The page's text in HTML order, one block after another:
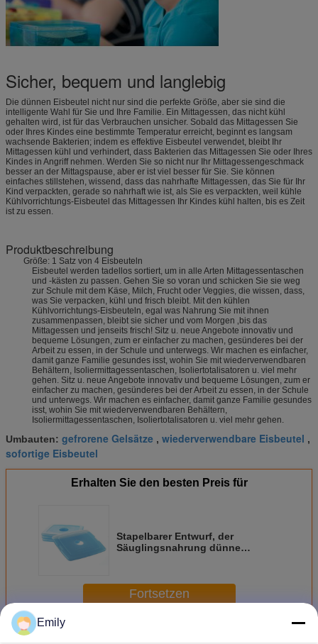
Sicher, bequem und langlebig
Die dünnen Eisbeutel nicht nur sind die perfekte Größe, aber sie sind die
intelligente Wahl für Sie und Ihre Familie. Ein Mittagessen, das nicht kühl
gehalten wird, ist für das Verbrauchen unsicher. Sobald das Mittagessen Sie
oder Ihres Kindes eine bestimmte Temperatur erreicht, beginnt es langsam
wachsende Bakterien; indem es effektive Eisbeutel verwendet, bleibt Ihr
Mittagessen kühl und verhindert, dass Bakterien das Mittagessen Sie oder Ihres
Kindes in Angriff nehmen. Werden Sie so nicht nur Ihr Mittagessengeschmack
besser an der Mittagspause, aber er ist viel besser für Sie. Sie können
einfaches stillstehen, wissend, dass das nahrhafte Mittagessen, das Sie für Ihr
Kind verpackten, gerade so nahrhaft wie ist, als Sie es verpackten, weil kühle
Kühlvorrichtungs-Eisbeutel das Mittagessen Ihr Kindes kühl halten, bis es Zeit
ist zu essen.
Produktbeschreibung
Größe: 1 Satz von 4 Eisbeuteln
Eisbeutel werden tadellos sortiert, um in alle Arten Mittagessentaschen
und -kästen zu passen. Gehen Sie so voran und schicken Sie sie weg
zur Schule mit dem Käse, Milch, Frucht oder Veggies, die wissen, dass,
was Sie verpacken, kühl und frisch bleibt. Mit den kühlen
Kühlvorrichtungs-Eisbeuteln, egal was Nahrung Sie mit ihnen
zusammenpassen, bleibt sie sicher und vom Morgen ‚bis das
Mittagessen und jenseits frisch! Sitz u. neue Angebote innovativ und
bequeme Lösungen, zum er einfacher zu machen, gesünderes bei der
Arbeit zu essen, in der Schule und unterwegs. Wir machen es einfacher,
damit ganze Familie gesundes isst, wohin Sie mit wiederverwendbaren
Behältern, Isoliermittagessentaschen, Isoliertotalisatoren u. viel mehr
gehen. Sitz u. neue Angebote innovativ und bequeme Lösungen, zum er
einfacher zu machen, gesünderes bei der Arbeit zu essen, in der Schule
und unterwegs. Wir machen es einfacher, damit ganze Familie gesundes
isst, wohin Sie mit wiederverwendbaren Behältern,
Isoliermittagessentaschen, Isoliertotalisatoren u. viel mehr gehen.
Umbauten: gefrorene Gelsätze , wiederverwendbare Eisbeutel ,
sofortige Eisbeutel
Erhalten Sie den besten Preis für
Stapelbarer Entwurf, der
Säuglingsnahrung dünne
Fortsetzen
Mehr Eis-Gel-Sätze
Emily